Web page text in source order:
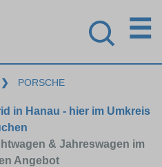
☰
❯ PORSCHE
in Hanau - hier im Umkreis
& Jahreswagen im
Angebot